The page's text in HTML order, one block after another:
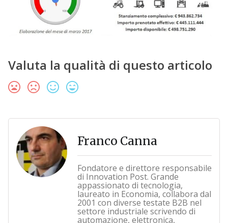
Valuta la qualità di questo articolo
Franco Canna
Fondatore e direttore responsabile
di Innovation Post. Grande
appassionato di tecnologia,
laureato in Economia, collabora dal
2001 con diverse testate B2B nel
settore industriale scrivendo di
automazione, elettronica,